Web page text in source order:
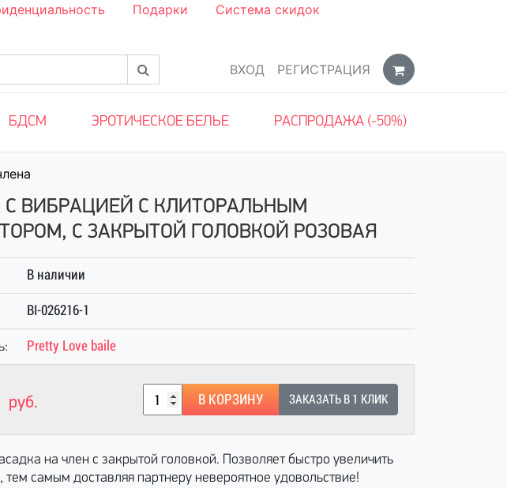
Подарки
Система скидок
ВХОД РЕГИСТРАЦИЯ
БДСМ ЭРОТИЧЕСКОЕ БЕЛЬЕ РАСПРОДАЖА (-50%)
С ВИБРАЦИЕЙ С КЛИТОРАЛЬНЫМ
С ЗАКРЫТОЙ ГОЛОВКОЙ РОЗОВАЯ
В наличии
BI-026216-1
Pretty Love baile
руб. В КОРЗИНУ ЗАКАЗАТЬ В 1 КЛИК
на член с закрытой головкой. Позволяет быстро увеличить
тем самым доставляя партнеру невероятное удовольствие!